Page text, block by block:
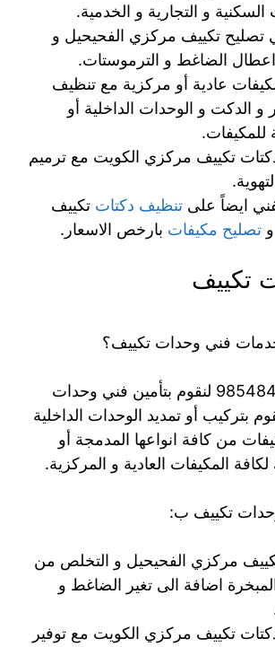
السكنية و التجارية و الخدمية.
تصليح تكييف مركزي الفحيحيل و
الضاغط و الترموستات.
عادية أو مركزية مع تنظيف
و الدكت و الوحدات الداخلية أو
للمكيفات.
تكييف مركزي الكويت مع ترميم
ايضاً على تنظيف دكتات تكييف
تصليح مكيفات بارخص الاسعار.
تكييف
فني وحدات تكييف؟
تواصل معنا 98548488 لنقوم بتأمين فني وحدات
بتركيب أو تمديد الوحدات الداخلية
من كافة انواعها المدمجة أو
المكيفات العادية و المركزية.
تكييف ب:
مركزي الفحيحيل و التخلص من
اضافة الى تغير الضاغط و
تكييف مركزي الكويت مع توفير